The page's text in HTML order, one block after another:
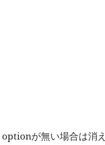
が無い場合は消